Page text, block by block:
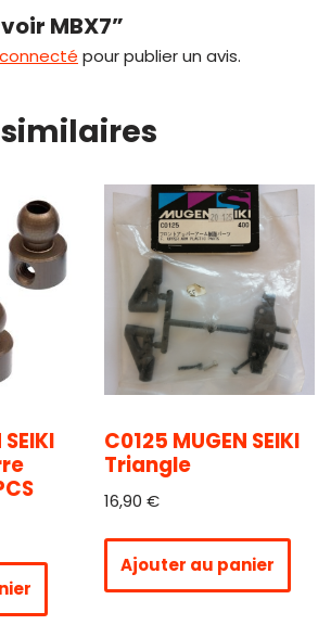
MBX7”
connecté pour publier un avis.
C0125 MUGEN SEIKI
Triangle
16,90 €
Ajouter au panier